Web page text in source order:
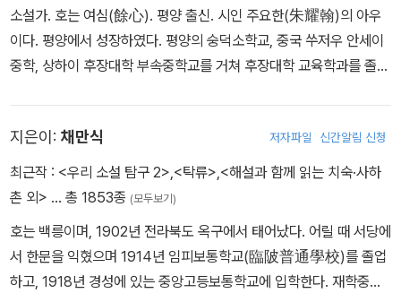
목을 받는다. 1924년 ≪시대일보≫에 발표된 ≪만세전≫은 염상섭
문학의 전환점을 보여 주는 작품이다. 이러한 문학적 성취는 1926년
에서 1928년 사이에 이뤄진 두 번째 일본 유학과 결부되어 보다 심화
을 발표하고 있으며 일본인과 조선인이라는 민족적 정체성의 문제(혈
통, 혼혈)를 밀도 있게 다룬다. 1928년 2월 귀국해서 ≪이심≫, ≪광
분≫ 등을 연재하는 것에 이어 마침내 1931년 ≪삼대≫를 발표한다.
1920∼1930년대 발표된 염상섭의 작품들은 식민지 근대의 문제를
탐구하며, 식민지 조선의 정치·경제·사회·문화·사상에 관한 사유를 전
개하고 있다. 역사와 사회·현실을 객관적으로 들여다보며 이를 깊이
있는 문제의식으로 구체화하고 있다는 점에서 리얼리즘적 성격을 나
타낸다. ≪삼대≫ 이후 염상섭은 ≪백구≫, ≪모란꽃 필 때≫, ≪불연
벽사(開闢社) 기자로 일하였고, 이화여자전문학교 강사, 조선중앙
일보 학예부장 등을 역임하였으며, 1933년 친목단체인 구인회(九人
會)를 이효석(李孝石)·김기림(金起林)·정지용(鄭芝溶)·유치진
(柳致眞) 등과 결성하였다. 이어 순수문예지 『문장(文章)』(1939.2
∼1941.4.)을 주재하여 문제작품을 발표하는 한편, 역량 있는 신인들
925)를 『시대일보(時代日報)』에 발표하면서 작품활동을 시작하였
다. 또, 「아무일도 없소」(東光, 1931.7.)·「불우선생(不遇先生)」(三
千里, 1932.4.)·「꽃나무는 심어놓고」(新東亞, 1933.3.)·「달밤」(中
央, 1933.11.)·「손거부(孫巨富)」(新東亞, 1935.11.)·「가마귀」(朝
光, 1936.1.)·「복덕방(福德房)」(朝光, 1937.3.)·「패강냉(浿江冷)」
소설가. 호는 여심(餘心). 평양 출신. 시인 주요한(朱耀翰)의 아우
이다. 평양에서 성장하였다. 평양의 숭덕소학교, 중국 쑤저우 안세이
중학, 상하이 후장대학 부속중학교를 거쳐 후장대학 교육학과를 졸업
N 한국본부 회장을 역임했다. 1921년 단편소설 「이미 떠난 어린 벗」
「치운 밤」을 발표하면서 작품 활동을 시작하여 「인력거꾼」 「사랑손님
과 어머니」 등 39편의 단편소설, 「첫사랑 값」 「미완성」 등 4편의 중편
했다. 영문 중편소설 「김유신(Kim Yu-Shin)」(1947), 영문 장편소
설 『흰 수탉의 숲(The Forest of the White Cock)』(1962)도 남
겼다.
지은이: 채만식 저자파일 신간알림 신청
최근작 : <우리 소설 탐구 2>,<탁류>,<해설과 함께 읽는 치숙·사하
촌 외> … 총 1853종 (모두보기)
호는 백릉이며, 1902년 전라북도 옥구에서 태어났다. 어릴 때 서당에
서 한문을 익혔으며 1914년 임피보통학교(臨陂普通學校)를 졸업
하고, 1918년 경성에 있는 중앙고등보통학교에 입학한다. 재학중에